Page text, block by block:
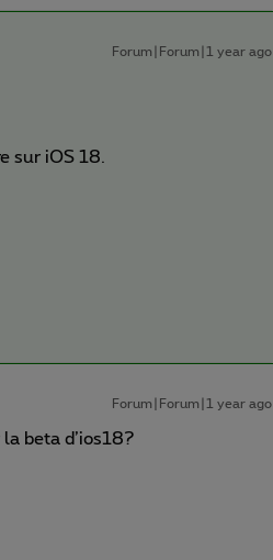
Forum|Forum|1 year ago
sur iOS 18.
Forum|Forum|1 year ago
beta d’ios18?